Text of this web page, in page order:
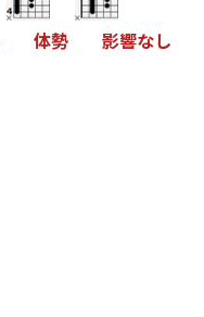
体勢 影響なし